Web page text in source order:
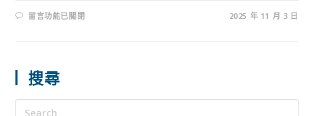
留言功能已關閉 2025 年 11 月 3 日
搜尋